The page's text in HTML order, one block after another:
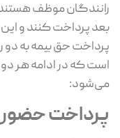
رانندگان موظف هستند
بعد پرداخت کنند و
پرداخت حق بیمه به
است که در ادامه هر
می‌شود:
پرداخت